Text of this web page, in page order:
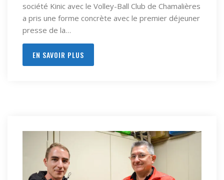
société Kinic avec le Volley-Ball Club de Chamalières
a pris une forme concrète avec le premier déjeuner
presse de la…
EN SAVOIR PLUS